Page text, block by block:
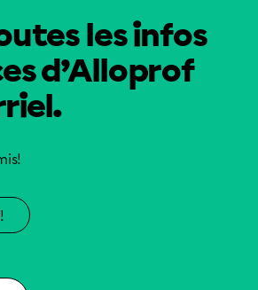
les infos
d’Alloprof